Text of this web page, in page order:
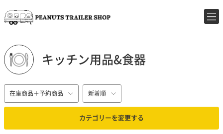
キッチン用品&食器
在庫商品＋予約商品 新着順
カテゴリーを変更する